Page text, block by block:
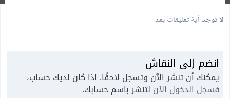
لا توجد أية تعليقات بعد
انضم إلى النقاش
يمكنك أن تنشر الآن وتسجل لاحقًا. إذا كان لديك حساب،
فسجل الدخول الآن لتنشر باسم حسابك.